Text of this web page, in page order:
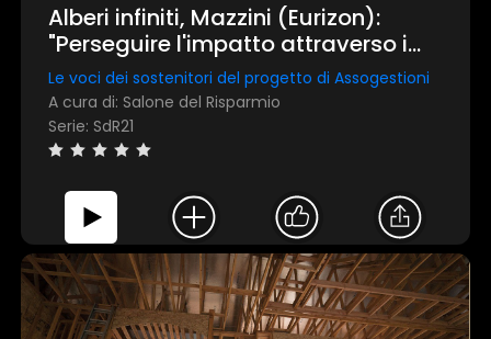
Alberi infiniti, Mazzini (Eurizon):
"Perseguire l'impatto attraverso i
green bond"
Le voci dei sostenitori del progetto di Assogestioni
A cura di: Salone del Risparmio
Serie: SdR21